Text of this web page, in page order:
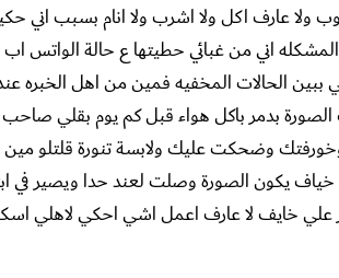
ولا عارف اكل ولا اشرب ولا انام بسبب
اني من غبائي حطيتها ع حالة الواتس
الحالات المخفيه فمين من اهل الخبره
الصورة بدمر باكل هواء قبل كم يوم بقلي
وضحكت عليك ولابسة تنورة قلتلو
يكون الصورة وصلت لعند حدا ويصير في
علي خايف لا عارف اعمل اشي احكي لاهلي